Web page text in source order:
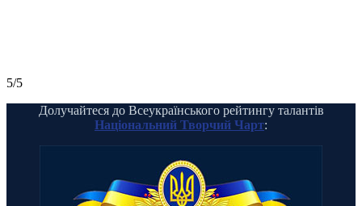
5/5
Долучайтеся до Всеукраїнського рейтингу талантів
Національний Творчий Чарт: